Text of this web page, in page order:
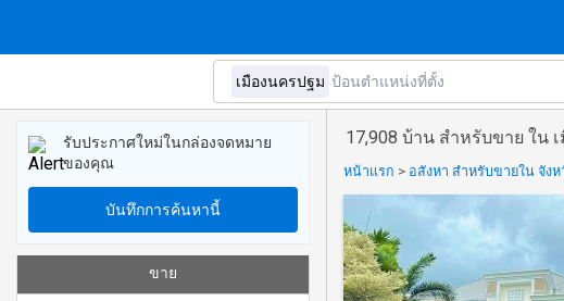
17,908 บ้าน สำหรับขาย ใน
หน้าแรก > อสังหา สำหรับขายใน จัง
รับประกาศใหม่ในกล่องจดหมาย
ของคุณ
บันทึกการค้นหานี้
ขาย